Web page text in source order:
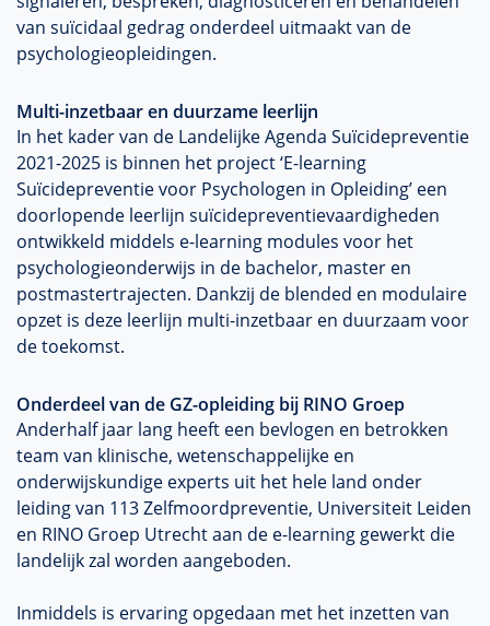
van suïcidaal gedrag onderdeel uitmaakt van de
psychologieopleidingen.
Multi-inzetbaar en duurzame leerlijn
In het kader van de Landelijke Agenda Suïcidepreventie
2021-2025 is binnen het project ‘E-learning
Suïcidepreventie voor Psychologen in Opleiding’ een
doorlopende leerlijn suïcidepreventievaardigheden
ontwikkeld middels e-learning modules voor het
psychologieonderwijs in de bachelor, master en
postmastertrajecten. Dankzij de blended en modulaire
opzet is deze leerlijn multi-inzetbaar en duurzaam voor
de toekomst.
Onderdeel van de GZ-opleiding bij RINO Groep
Anderhalf jaar lang heeft een bevlogen en betrokken
team van klinische, wetenschappelijke en
onderwijskundige experts uit het hele land onder
leiding van 113 Zelfmoordpreventie, Universiteit Leiden
en RINO Groep Utrecht aan de e-learning gewerkt die
landelijk zal worden aangeboden.
Inmiddels is ervaring opgedaan met het inzetten van